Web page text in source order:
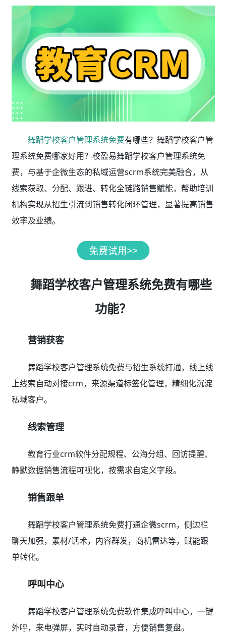
舞蹈学校客户管理系统免费有哪些？舞蹈学校客户管
理系统免费哪家好用？校盈易舞蹈学校客户管理系统免
费，与基于企微生态的私域运营scrm系统完美融合，从
线索获取、分配、跟进、转化全链路销售赋能，帮助培训
机构实现从招生引流到销售转化闭环管理，显著提高销售
效率及业绩。
舞蹈学校客户管理系统免费有哪些
功能？
营销获客
舞蹈学校客户管理系统免费与招生系统打通，线上线
上线索自动对接crm，来源渠道标签化管理，精细化沉淀
私域客户。
线索管理
教育行业crm软件分配规程、公海分组、回访提醒、
静默数据销售流程可视化，按需求自定义字段。
销售跟单
舞蹈学校客户管理系统免费打通企微scrm，侧边栏
聊天加强，素材/话术，内容群发，商机雷达等，赋能跟
单转化。
呼叫中心
舞蹈学校客户管理系统免费软件集成呼叫中心，一键
外呼，来电弹屏，实时自动录音，方便销售复盘。